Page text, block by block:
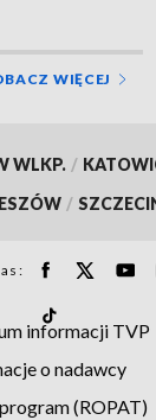
WIĘCEJ
WLKP. /
/
informacji TVP
o nadawcy
(ROPAT)